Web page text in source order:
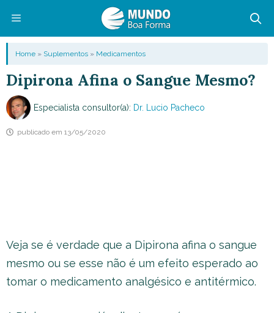
conteúdo
Menu
Home » Suplementos » Medicamentos
Dipirona Afina o Sangue Mesmo?
Especialista consultor(a): Dr. Lucio Pacheco
publicado em 13/05/2020
Veja se é verdade que a Dipirona afina o sangue
mesmo ou se esse não é um efeito esperado ao
tomar o medicamento analgésico e antitérmico.